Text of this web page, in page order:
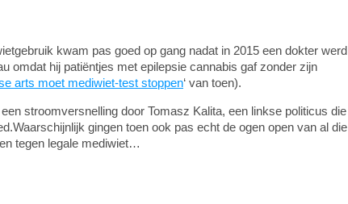
kwam pas goed op gang nadat in 2015 een dokter werd
omdat hij patiëntjes met epilepsie cannabis gaf zonder zijn
arts moet mediwiet-test stoppen‘ van toen).
stroomversnelling door Tomasz Kalita, een linkse politicus die
gingen toen ook pas echt de ogen open van al die
tegen legale mediwiet…